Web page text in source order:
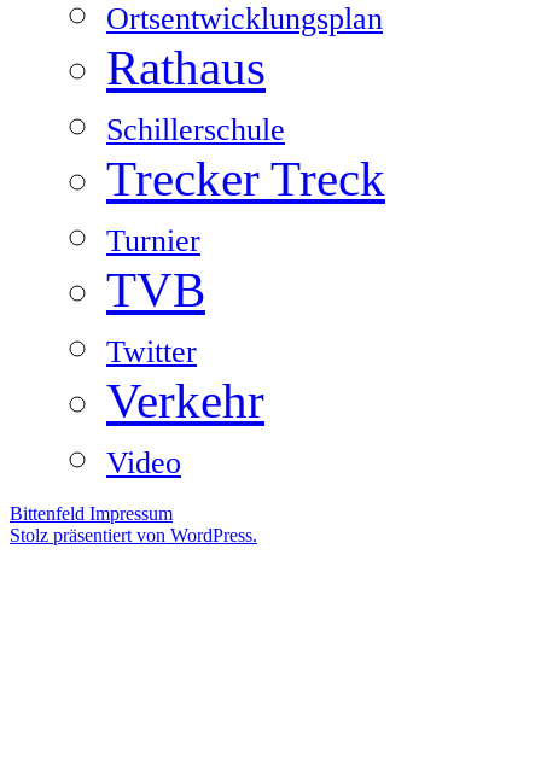
Ortsentwicklungsplan
Rathaus
Schillerschule
Trecker Treck
Turnier
TVB
Twitter
Verkehr
Video
Bittenfeld Impressum
Stolz präsentiert von WordPress.